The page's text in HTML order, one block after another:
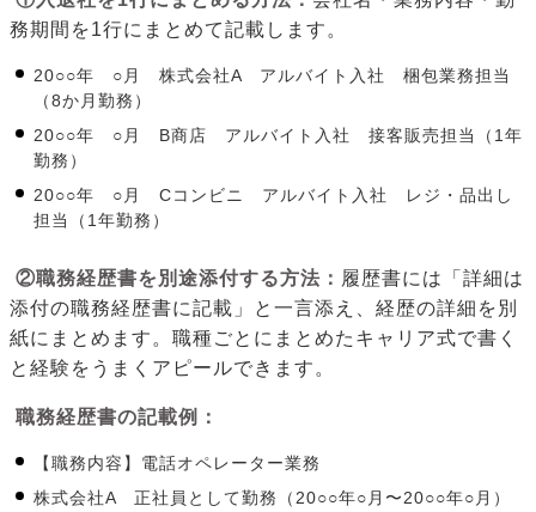
務期間を1行にまとめて記載します。
20○○年 ○月 株式会社A アルバイト入社 梱包業務担当
（8か月勤務）
20○○年 ○月 B商店 アルバイト入社 接客販売担当（1年
勤務）
20○○年 ○月 Cコンビニ アルバイト入社 レジ・品出し
担当（1年勤務）
②職務経歴書を別途添付する方法： 履歴書には「詳細は
添付の職務経歴書に記載」と一言添え、経歴の詳細を別
紙にまとめます。職種ごとにまとめたキャリア式で書く
と経験をうまくアピールできます。
職務経歴書の記載例：
【職務内容】電話オペレーター業務
株式会社A 正社員として勤務（20○○年○月〜20○○年○月）